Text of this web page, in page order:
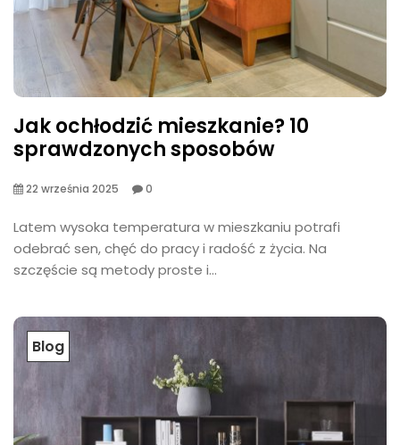
Jak ochłodzić mieszkanie? 10
sprawdzonych sposobów
22 września 2025 0
Latem wysoka temperatura w mieszkaniu potrafi
odebrać sen, chęć do pracy i radość z życia. Na
szczęście są metody proste i...
Blog